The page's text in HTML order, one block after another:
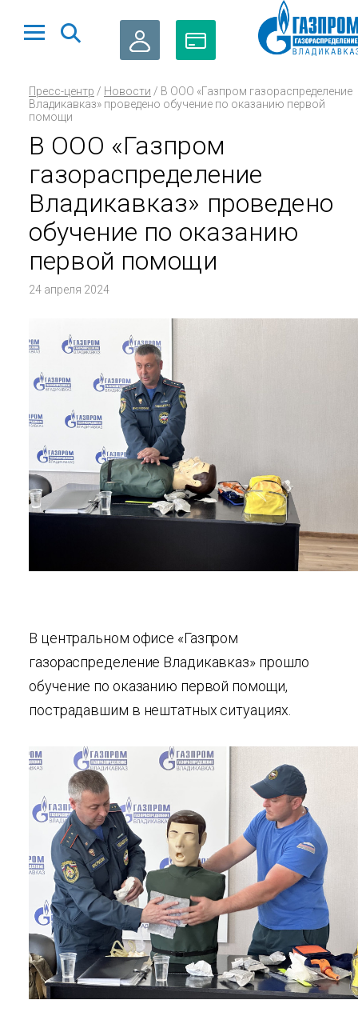
Пресс-центр / Новости / В ООО «Газпром газораспределение
Владикавказ» проведено обучение по оказанию первой
помощи
В ООО «Газпром
газораспределение
Владикавказ» проведено
обучение по оказанию
первой помощи
24 апреля 2024
В центральном офисе «Газпром
газораспределение Владикавказ» прошло
обучение по оказанию первой помощи,
пострадавшим в нештатных ситуациях.